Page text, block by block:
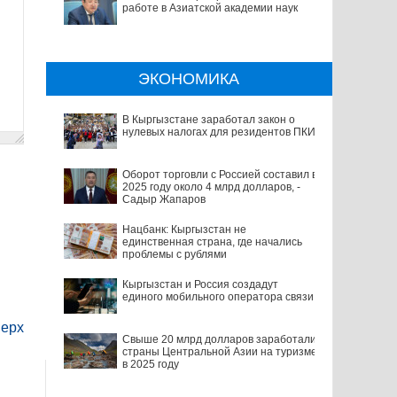
работе в Азиатской академии наук
ЭКОНОМИКА
В Кыргызстане заработал закон о
нулевых налогах для резидентов ПКИ
Оборот торговли с Россией составил в
2025 году около 4 млрд долларов, -
Садыр Жапаров
Нацбанк: Кыргызстан не
единственная страна, где начались
проблемы с рублями
Кыргызстан и Россия создадут
единого мобильного оператора связи
Свыше 20 млрд долларов заработали
страны Центральной Азии на туризме
в 2025 году